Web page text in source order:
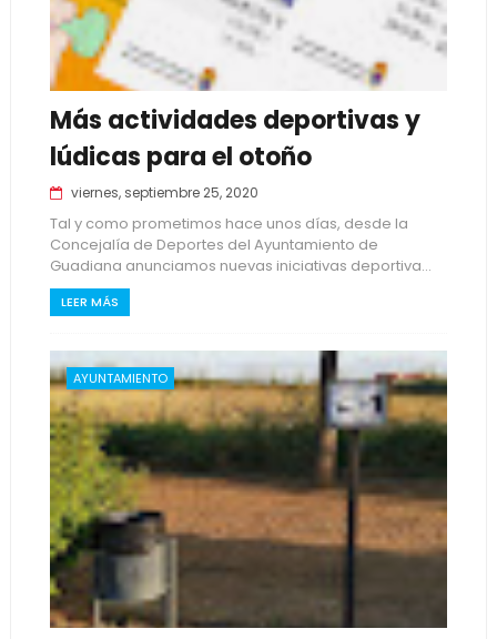
Más actividades deportivas y
lúdicas para el otoño
viernes, septiembre 25, 2020
Tal y como prometimos hace unos días, desde la
Concejalía de Deportes del Ayuntamiento de
Guadiana anunciamos nuevas iniciativas deportiva...
LEER MÁS
AYUNTAMIENTO